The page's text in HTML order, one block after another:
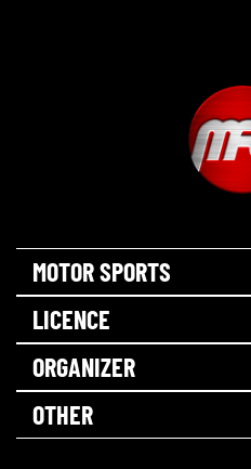
MOTOR SPORTS
LICENCE
ORGANIZER
OTHER